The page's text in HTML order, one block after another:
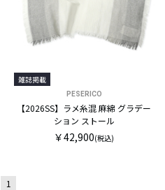
雑誌掲載
PESERICO
【2026SS】ラメ糸混 麻綿 グラデー
ション ストール
￥42,900(税込)
1